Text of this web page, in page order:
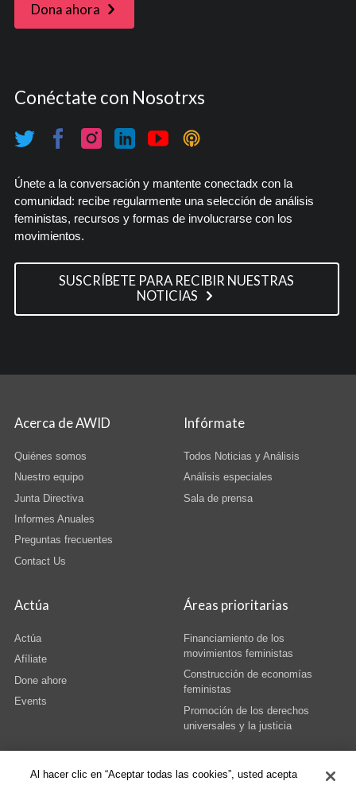
Dona ahora
Conéctate con Nosotrxs
Únete a la conversación y mantente conectadx con la
comunidad: recibe regularmente una selección de análisis
feministas, recursos y formas de involucrarse con los
movimientos.
SUSCRÍBETE PARA RECIBIR NUESTRAS
NOTICIAS
Acerca de AWID
Quiénes somos
Nuestro equipo
Junta Directiva
Informes Anuales
Preguntas frecuentes
Contact Us
Infórmate
Todos Noticias y Análisis
Análisis especiales
Sala de prensa
Actúa
Actúa
Afíliate
Done ahore
Events
Áreas prioritarias
Financiamiento de los
movimientos feministas
Construcción de economías
feministas
Promoción de los derechos
universales y la justicia
Al hacer clic en “Aceptar todas las cookies”, usted acepta